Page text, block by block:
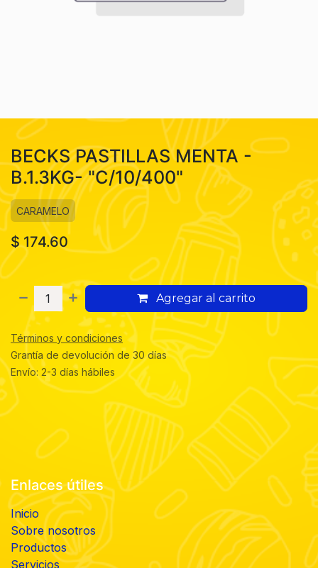
BECKS PASTILLAS MENTA -
B.1.3KG- "C/10/400"
CARAMELO
$174.60
Agregar al carrito
Términos y condiciones
Grantía de devolución de 30 días
Envío: 2-3 días hábiles
Enlaces útiles
Inicio
Sobre nosotros
Productos
Servicios